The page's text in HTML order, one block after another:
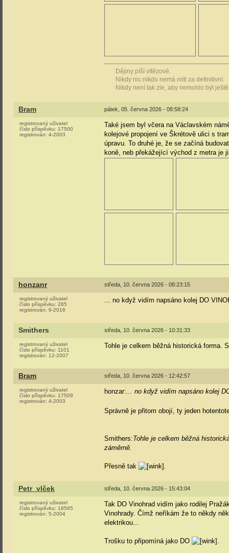
Dějiny píší vítězové.
Nikdy nic nikdo nemá míti za definitivní.
Nikdy není tak zle, aby nemohlo být
Bram pátek, 05. června 2026 - 08:58:24
registrovaný uživatel
číslo příspěvku: 17500
registrován: 4-2003
Také jsem byl včera na Václavském
kolejové propojení ve Škrétově ulici s
úpravu. To druhé je, že se začíná
koně, neb překážející východ z metra je
honzanr středa, 10. června 2026 - 08:23:15
registrovaný uživatel
číslo příspěvku: 285
registrován: 6-2016
... no když vidím napsáno kolej DO
Smithers středa, 10. června 2026 - 10:31:33
registrovaný uživatel
číslo příspěvku: 1101
registrován: 12-2007
Tohle je celkem běžná historická forma.
Bram středa, 10. června 2026 - 12:42:57
registrovaný uživatel
číslo příspěvku: 17509
registrován: 4-2003
honzar:... no když vidím napsáno kolej
Správně je přitom obojí, ty jeden
Smithers:Tohle je celkem běžná
záměrně.
Přesně tak .
Petr_vlček středa, 10. června 2026 - 15:43:04
registrovaný uživatel
číslo příspěvku: 18565
registrován: 5-2004
Tak DO Vinohrad vidím jako rodilej
Vinohrady. Čímž neříkám že to někdy
elektrikou...
Trošku to připomíná jako DO .